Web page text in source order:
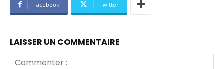
Facebook Twitter
LAISSER UN COMMENTAIRE